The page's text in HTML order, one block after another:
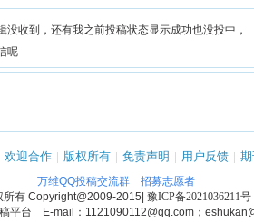
收到，还有我之前投稿状态显示成功也没投中，
呢
欢迎合作 | 版权所有 | 免责声明 | 用户反馈 |
万维QQ投稿交流群
招募志愿者
所有 Copyright@2009-2015 豫ICP备2021036211号
平台 E-mail：1121090112@qq.com；